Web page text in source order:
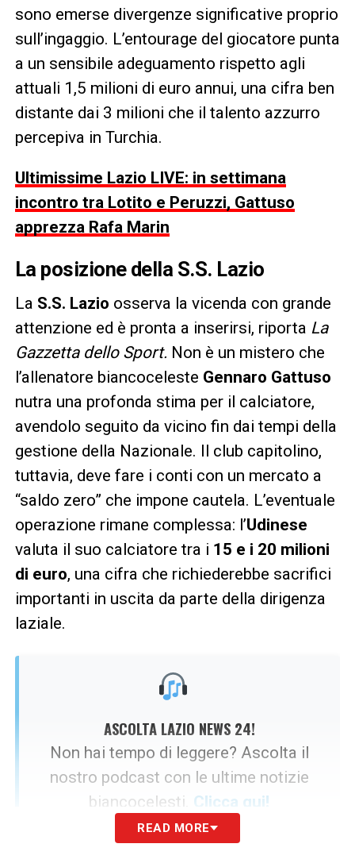
sono emerse divergenze significative proprio
sull’ingaggio. L’entourage del giocatore punta
a un sensibile adeguamento rispetto agli
attuali 1,5 milioni di euro annui, una cifra ben
distante dai 3 milioni che il talento azzurro
percepiva in Turchia.
Ultimissime Lazio LIVE: in settimana
incontro tra Lotito e Peruzzi, Gattuso
apprezza Rafa Marin
La posizione della S.S. Lazio
La S.S. Lazio osserva la vicenda con grande
attenzione ed è pronta a inserirsi, riporta La
Gazzetta dello Sport. Non è un mistero che
l’allenatore biancoceleste Gennaro Gattuso
nutra una profonda stima per il calciatore,
avendolo seguito da vicino fin dai tempi della
gestione della Nazionale. Il club capitolino,
tuttavia, deve fare i conti con un mercato a
“saldo zero” che impone cautela. L’eventuale
operazione rimane complessa: l’Udinese
valuta il suo calciatore tra i 15 e i 20 milioni
di euro, una cifra che richiederebbe sacrifici
importanti in uscita da parte della dirigenza
laziale.
ASCOLTA LAZIO NEWS 24!
Non hai tempo di leggere? Ascolta il
nostro podcast con le ultime notizie
biancocelesti. Clicca qui!
READ MORE